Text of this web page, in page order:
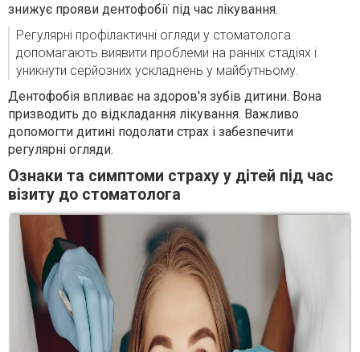
знижує прояви дентофобії під час лікування.
Регулярні профілактичні огляди у стоматолога
допомагають виявити проблеми на ранніх стадіях і
уникнути серйозних ускладнень у майбутньому.
Дентофобія впливає на здоров'я зубів дитини. Вона
призводить до відкладання лікування. Важливо
допомогти дитині подолати страх і забезпечити
регулярні огляди.
Ознаки та симптоми страху у дітей під час
візиту до стоматолога